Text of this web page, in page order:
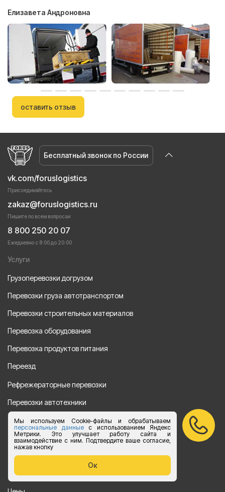
Мы используем Cookie-файлы и обрабатываем
персональные данныес использованием Яндекс
Метрики. Это улучшает работу сайта и
взаимодействие с ним. Подтвердите ваше согласие,
нажав кнопку
Ок
Елизавета Андроновна
оставить отзыв
Бесплатный звонок по России
vk.com/foruslogistics
Присоединяйтесь
zakaz@foruslogistics.ru
Пишите по всем вопросаи
8 800 250 20 07
Ежедневно с 8:00 до 20:00
Услуги
Грузоперевозки догрузом
Перевозки груза автотранспортом
Перевозки строительных материалов
Перевозка оборудования
Перевозка продуктов питания
Переезд
Рефрежераторные перевозки
Перевозки автотехники
Перевозка алкогольной продукции
Упаковка груза
Наши направления
Клиенту